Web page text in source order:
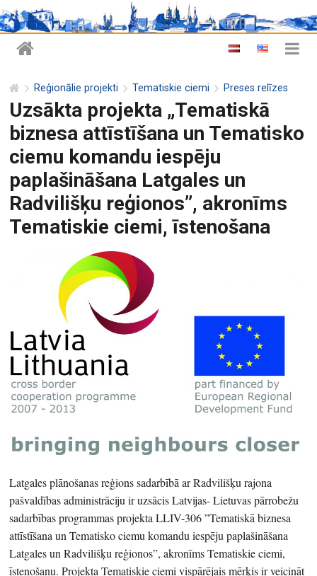
Reģionālie projekti Tematiskie ciemi Preses relīzes
Uzsākta projekta „Tematiskā
biznesa attīstīšana un Tematisko
ciemu komandu iespēju
paplašināšana Latgales un
Radvilišķu reģionos”, akronīms
Tematiskie ciemi, īstenošana
Latgales plānošanas reģions sadarbībā ar Radvilišķu rajona
pašvaldības administrāciju ir uzsācis Latvijas- Lietuvas pārrobežu
sadarbības programmas projekta LLIV-306 ”Tematiskā biznesa
attīstīšana un Tematisko ciemu komandu iespēju paplašināšana
Latgales un Radvilišķu reģionos”, akronīms Tematiskie ciemi,
īstenošanu. Projekta Tematiskie ciemi vispārējais mērķis ir veicināt